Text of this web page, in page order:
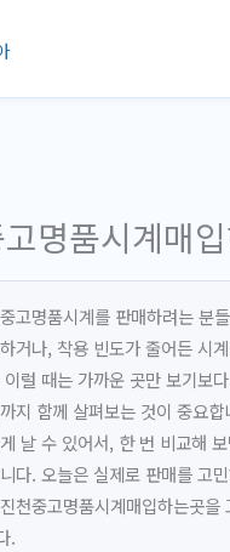
명품시계매
고명품시계를 판매하려는 분
거나, 착용 빈도가 줄어든 시
럴 때는 가까운 곳만 보기보
지 함께 살펴보는 것이 중요
날 수 있어서, 한 번 비교해
다. 오늘은 실제로 판매를 고
천중고명품시계매입하는곳을
.